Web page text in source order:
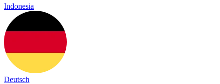
Indonesia
Deutsch